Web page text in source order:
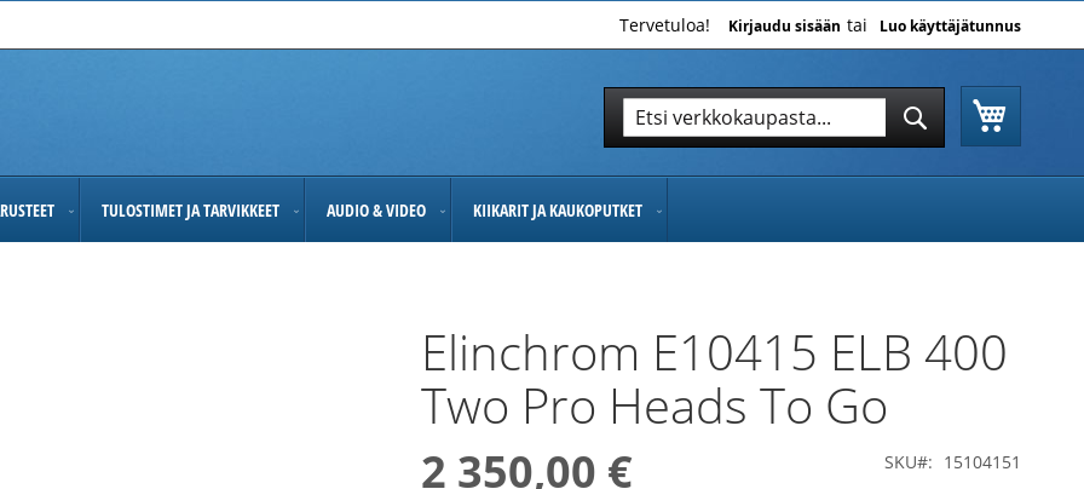
Tervetuloa! Kirjaudu sisään Luo käyttäjätunnus
Hae
TULOSTIMET JA TARVIKKEET AUDIO & VIDEO KIIKARIT JA KAUKOPUTKET
Elinchrom E10415 ELB 400
Two Pro Heads To Go
2 350,00 € SKU 15104151